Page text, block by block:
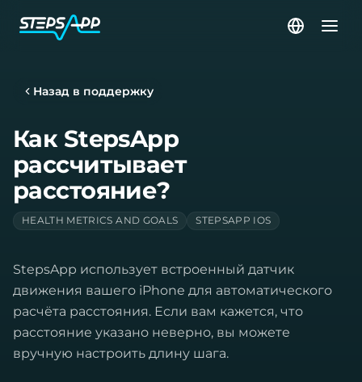
Назад в поддержку
Как StepsApp
рассчитывает
расстояние?
HEALTH METRICS AND GOALS STEPSAPP IOS
StepsApp использует встроенный датчик
движения вашего iPhone для автоматического
расчёта расстояния. Если вам кажется, что
расстояние указано неверно, вы можете
вручную настроить длину шага.